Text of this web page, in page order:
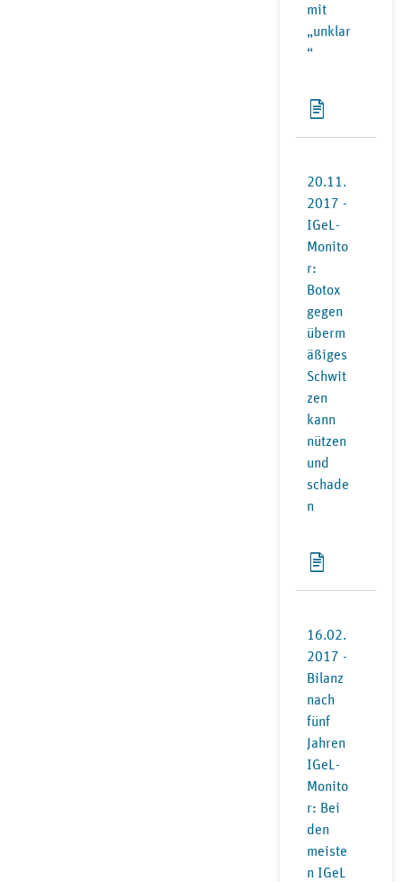
mit
„unklar
“
20.11.
2017 -
IGeL-
Monito
r:
Botox
gegen
überm
äßiges
Schwit
zen
kann
nützen
und
schade
n
16.02.
2017 -
Bilanz
nach
fünf
Jahren
IGeL-
Monito
r: Bei
den
meiste
n IGeL